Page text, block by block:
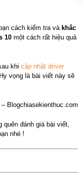
cách kiểm tra và khắc
10 một cách rất hiệu quả
khi cập nhật driver
vọng là bài viết này sẽ
– Blogchiasekienthuc.com
đánh giá bài viết,
nhé !